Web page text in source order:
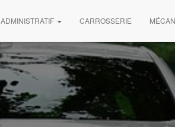
ADMINISTRATIF CARROSSERIE